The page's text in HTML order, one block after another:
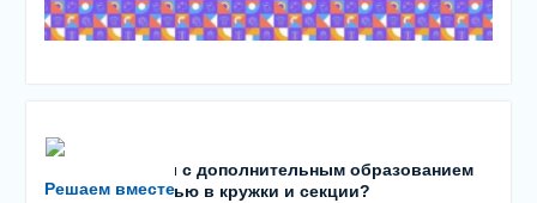
Решаем вместе
Есть проблемы с дополнительным образованием
детей? С записью в кружки и секции?